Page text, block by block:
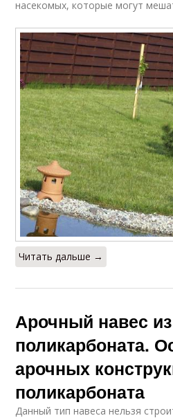
насекомых, которые могут
Читать дальше →
Арочный навес из
поликарбоната.
арочных
поликарбоната
Данный тип навеса нельзя